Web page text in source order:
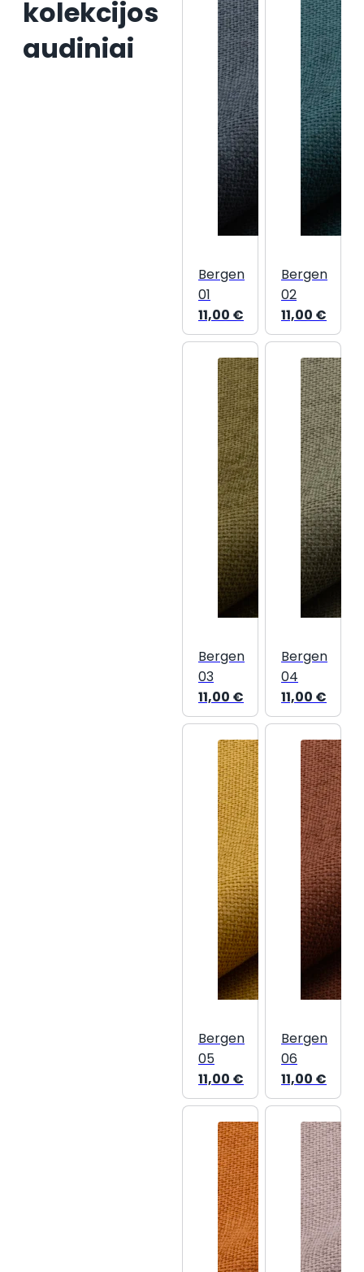
kolekcijos
audiniai
Bergen
01
11,00 €
Bergen
02
11,00 €
Bergen
03
11,00 €
Bergen
04
11,00 €
Bergen
05
11,00 €
Bergen
06
11,00 €